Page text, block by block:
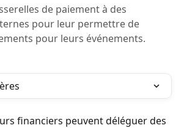
de paiement à des
pour leur permettre de
pour leurs événements.
financiers peuvent déléguer des